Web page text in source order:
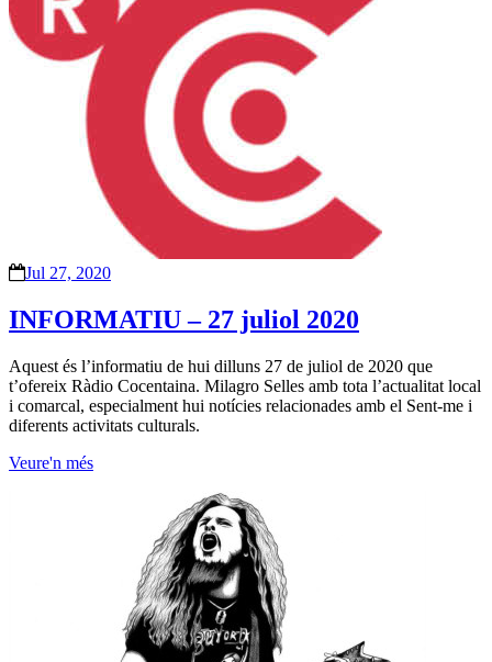
Jul 27, 2020
INFORMATIU – 27 juliol 2020
Aquest és l’informatiu de hui dilluns 27 de juliol de 2020 que
t’ofereix Ràdio Cocentaina. Milagro Selles amb tota l’actualitat local
i comarcal, especialment hui notícies relacionades amb el Sent-me i
diferents activitats culturals.
Veure'n més